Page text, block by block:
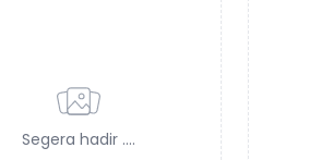
Segera hadir ....